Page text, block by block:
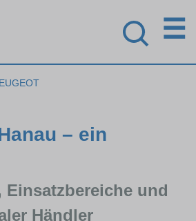
☰
– ein
Einsatzbereiche und
Händler